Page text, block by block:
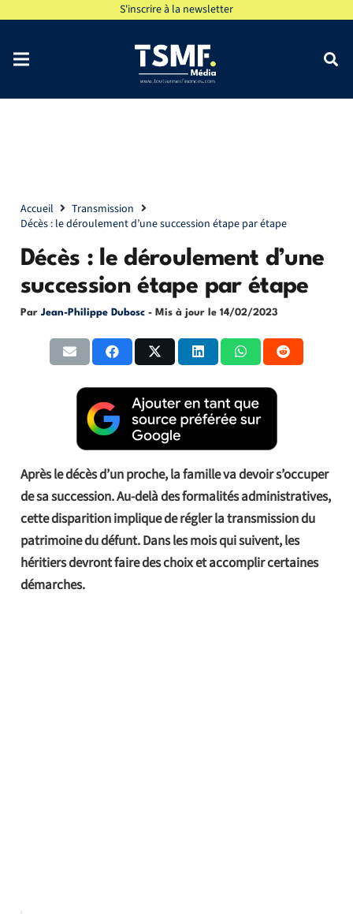
S'inscrire à la newsletter
Accueil
Transmission
Décès : le déroulement d’une succession étape par étape
Décès : le déroulement d’une
succession étape par étape
Par Jean-Philippe Dubosc - Mis à jour le 14/02/2023
Après le décès d’un proche, la famille va devoir s’occuper
de sa succession. Au-delà des formalités administratives,
cette disparition implique de régler la transmission du
patrimoine du défunt. Dans les mois qui suivent, les
héritiers devront faire des choix et accomplir certaines
démarches.